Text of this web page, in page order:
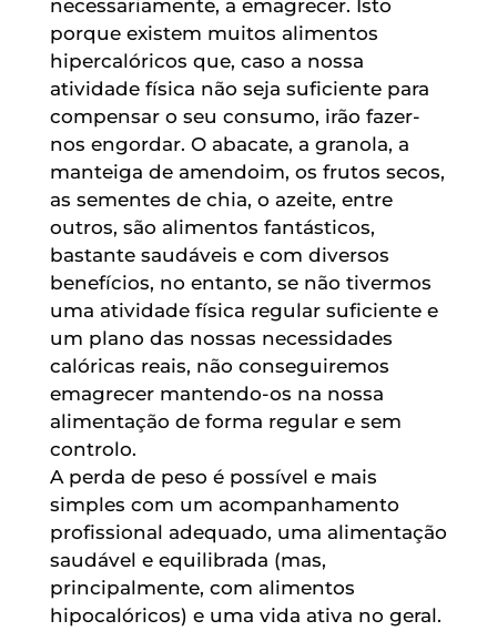
necessariamente, a emagrecer. Isto
porque existem muitos alimentos
hipercalóricos que, caso a nossa
atividade física não seja suficiente para
compensar o seu consumo, irão fazer-
nos engordar. O abacate, a granola, a
manteiga de amendoim, os frutos secos,
as sementes de chia, o azeite, entre
outros, são alimentos fantásticos,
bastante saudáveis e com diversos
benefícios, no entanto, se não tivermos
uma atividade física regular suficiente e
um plano das nossas necessidades
calóricas reais, não conseguiremos
emagrecer mantendo-os na nossa
alimentação de forma regular e sem
controlo.
A perda de peso é possível e mais
simples com um acompanhamento
profissional adequado, uma alimentação
saudável e equilibrada (mas,
principalmente, com alimentos
hipocalóricos) e uma vida ativa no geral.